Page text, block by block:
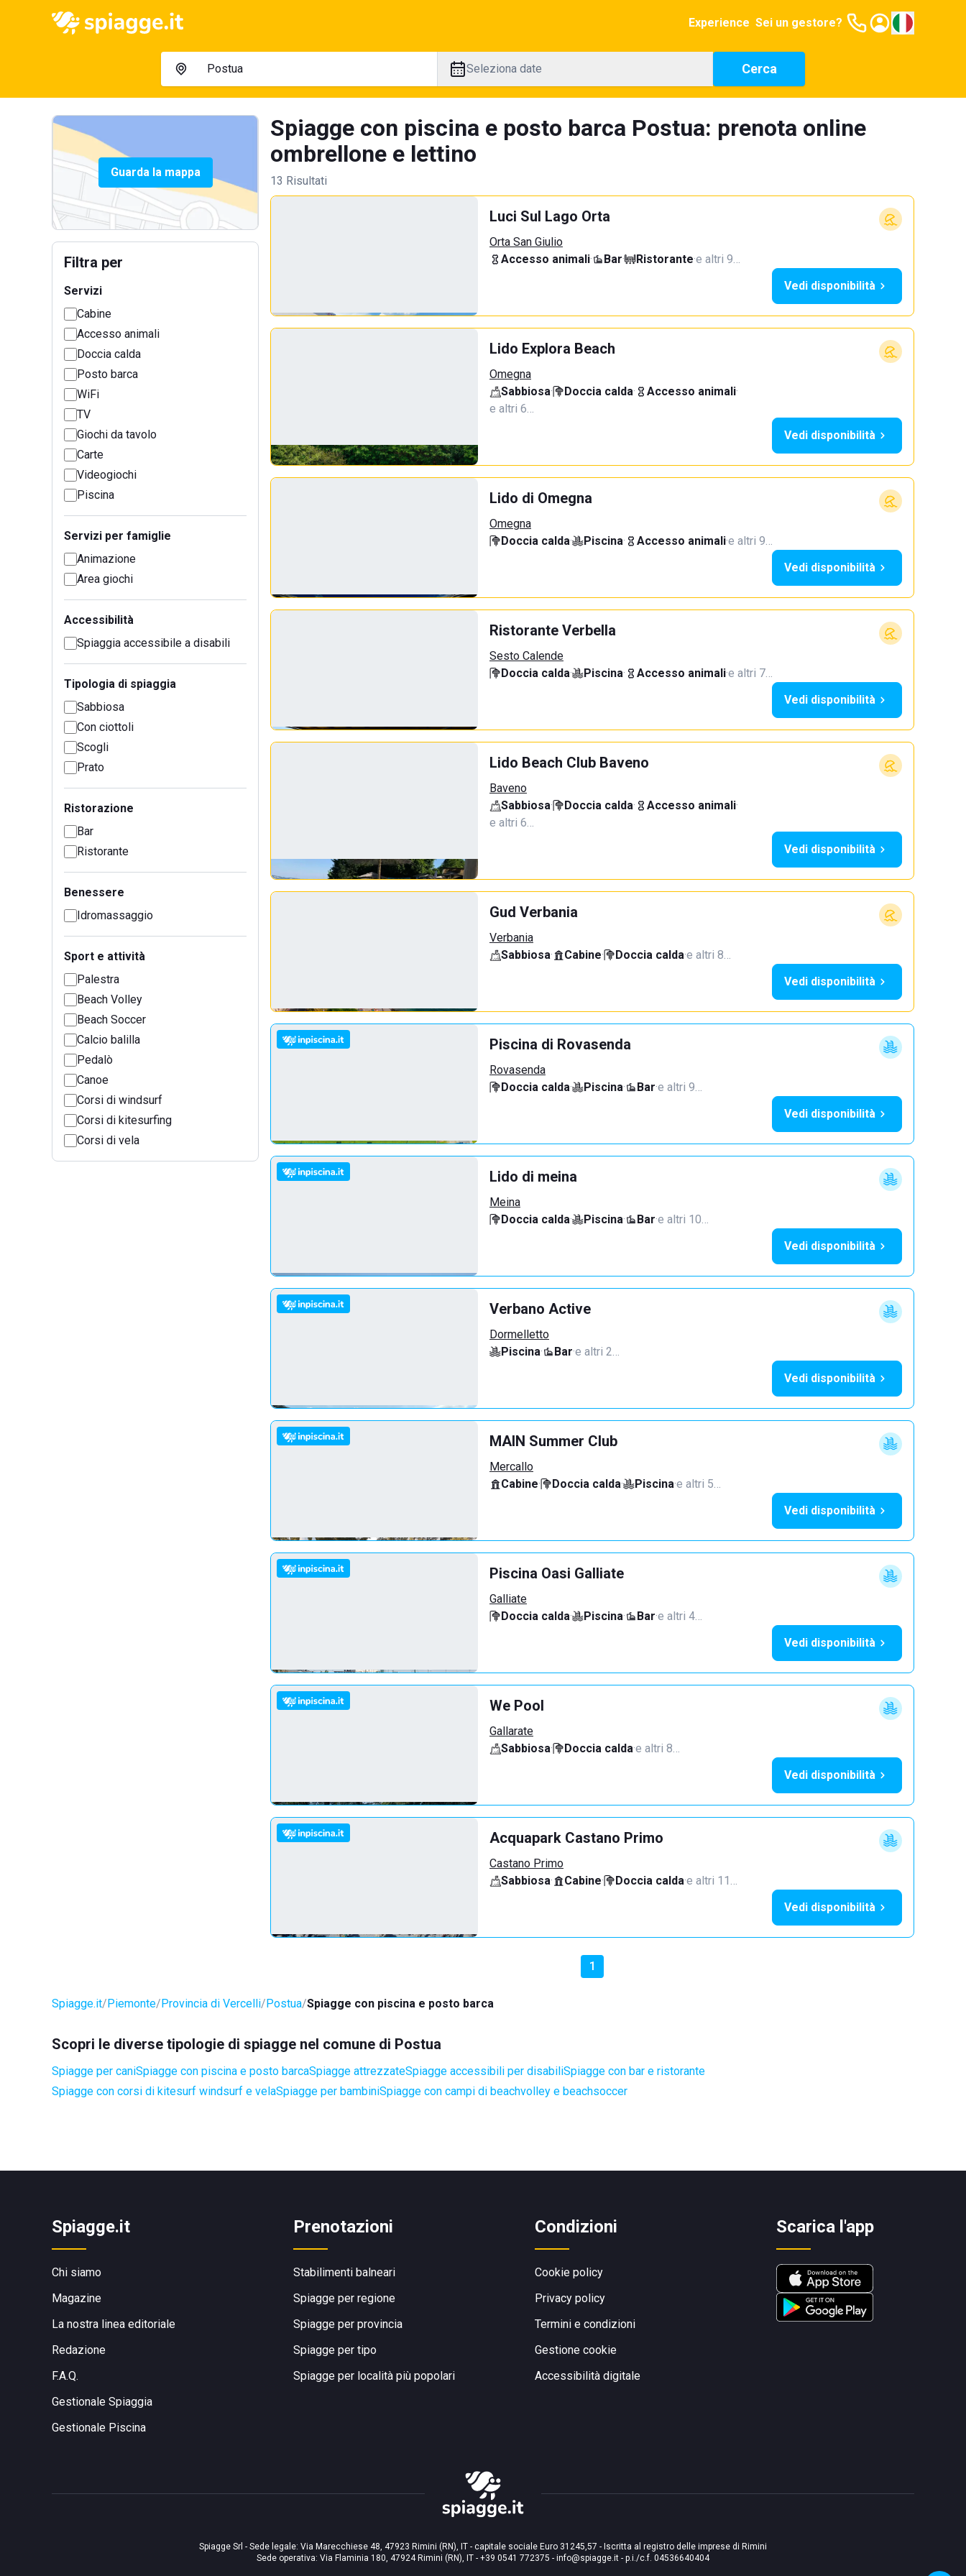
Experience Sei un gestore?
Seleziona date Cerca
Guarda la mappa
Filtra per
Servizi
Cabine
Accesso animali
Doccia calda
Posto barca
WiFi
TV
Giochi da tavolo
Carte
Videogiochi
Piscina
Servizi per famiglie
Animazione
Area giochi
Accessibilità
Spiaggia accessibile a disabili
Tipologia di spiaggia
Sabbiosa
Con ciottoli
Scogli
Prato
Ristorazione
Bar
Ristorante
Benessere
Idromassaggio
Sport e attività
Palestra
Beach Volley
Beach Soccer
Calcio balilla
Pedalò
Canoe
Corsi di windsurf
Corsi di kitesurfing
Corsi di vela
Spiagge con piscina e posto barca Postua: prenota online
ombrellone e lettino
13 Risultati
Luci Sul Lago Orta
Orta San Giulio
Accesso animali· Bar· Ristorante·e altri 9…
Vedi disponibilità
Lido Explora Beach
Omegna
Sabbiosa· Doccia calda· Accesso animali·
e altri 6…
Vedi disponibilità
Lido di Omegna
Omegna
Doccia calda· Piscina· Accesso animali·e altri 9…
Vedi disponibilità
Ristorante Verbella
Sesto Calende
Doccia calda· Piscina· Accesso animali·e altri 7…
Vedi disponibilità
Lido Beach Club Baveno
Baveno
Sabbiosa· Doccia calda· Accesso animali·
e altri 6…
Vedi disponibilità
Gud Verbania
Verbania
Sabbiosa· Cabine· Doccia calda·e altri 8…
Vedi disponibilità
Piscina di Rovasenda
Rovasenda
Doccia calda· Piscina· Bar·e altri 9…
Vedi disponibilità
Lido di meina
Meina
Doccia calda· Piscina· Bar·e altri 10…
Vedi disponibilità
Verbano Active
Dormelletto
Piscina· Bar·e altri 2…
Vedi disponibilità
MAIN Summer Club
Mercallo
Cabine· Doccia calda· Piscina·e altri 5…
Vedi disponibilità
Piscina Oasi Galliate
Galliate
Doccia calda· Piscina· Bar·e altri 4…
Vedi disponibilità
We Pool
Gallarate
Sabbiosa· Doccia calda·e altri 8…
Vedi disponibilità
Acquapark Castano Primo
Castano Primo
Sabbiosa· Cabine· Doccia calda·e altri 11…
Vedi disponibilità
1
Spiagge.it Piemonte Provincia di Vercelli Postua Spiagge con piscina e posto barca
Scopri le diverse tipologie di spiagge nel comune di Postua
Spiagge per caniSpiagge con piscina e posto barcaSpiagge attrezzateSpiagge accessibili per disabiliSpiagge con bar e ristorante
Spiagge con corsi di kitesurf windsurf e velaSpiagge per bambiniSpiagge con campi di beachvolley e beachsoccer
Spiagge.it
Chi siamo
Magazine
La nostra linea editoriale
Redazione
F.A.Q.
Gestionale Spiaggia
Gestionale Piscina
Prenotazioni
Stabilimenti balneari
Spiagge per regione
Spiagge per provincia
Spiagge per tipo
Spiagge per località più popolari
Condizioni
Cookie policy
Privacy policy
Termini e condizioni
Gestione cookie
Accessibilità digitale
Scarica l'app
Spiagge Srl - Sede legale: Via Marecchiese 48, 47923 Rimini (RN), IT - capitale sociale Euro 31245,57 - Iscritta al registro delle imprese di Rimini
Sede operativa: Via Flaminia 180, 47924 Rimini (RN), IT - +39 0541 772375 - info@spiagge.it - p.i./c.f. 04536640404